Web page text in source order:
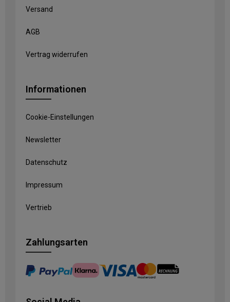
Versand
AGB
Vertrag widerrufen
Informationen
Cookie-Einstellungen
Newsletter
Datenschutz
Impressum
Vertrieb
Zahlungsarten